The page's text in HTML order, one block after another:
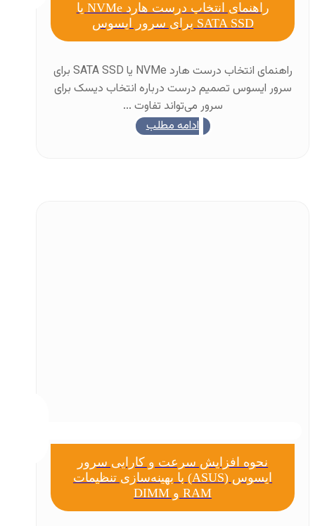
راهنمای انتخاب درست هارد NVMe یا
SATA SSD برای سرور ایسوس
راهنمای انتخاب درست هارد NVMe یا SATA SSD برای
سرور ایسوس تصمیم درست درباره انتخاب دیسک برای
سرور می‌تواند تفاوت ...
ادامه مطلب
نحوه افزایش سرعت و کارایی سرور
ایسوس (ASUS) با بهینه‌سازی تنظیمات
RAM و DIMM